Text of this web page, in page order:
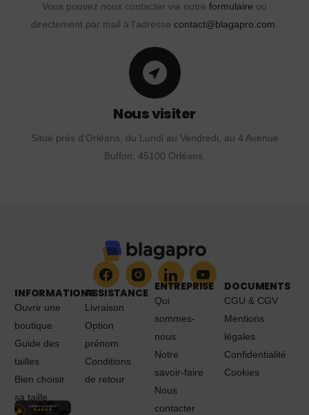
Vous pouvez nous contacter via notre formulaire ou
directement par mail à l'adresse contact@blagapro.com.
Nous visiter
Situé près d'Orléans, du Lundi au Vendredi, au 4 Avenue
Buffon, 45100 Orléans.
INFORMATIONS
Ouvrir une
boutique
Guide des
tailles
Bien choisir
sa taille
ASSISTANCE
Livraison
Option
prénom
Conditions
de retour
ENTREPRISE
Qui
sommes-
nous
Notre
savoir-faire
Nous
contacter
DOCUMENTS
CGU & CGV
Mentions
légales
Confidentialité
Cookies